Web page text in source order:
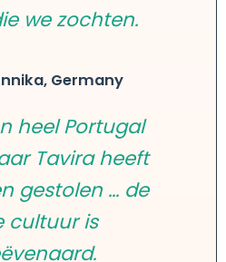
we zochten.
Germany
heel Portugal
Tavira heeft
gestolen ... de
cultuur is